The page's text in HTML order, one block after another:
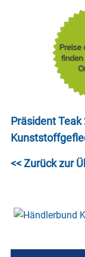
Präsident Teak
<< Zurück zur